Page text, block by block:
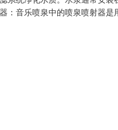
：音乐喷泉中的喷泉喷射器